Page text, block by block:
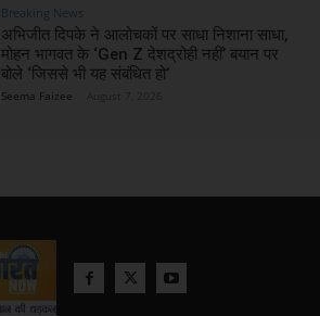
Breaking News
अभिजीत दिपके ने आलोचकों पर साधा निशाना साधा,
मोहन भागवत के ‘Gen Z देशद्रोही नहीं’ बयान पर
बोले ‘जिससे भी यह संबंधित हो’
Seema Faizee